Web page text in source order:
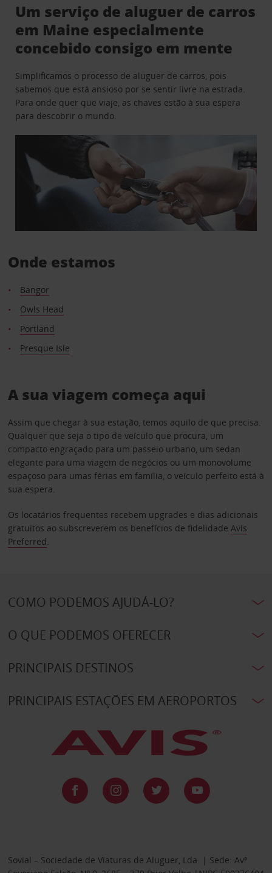
Um serviço de aluguer de carros
em Maine especialmente
concebido consigo em mente
Simplificamos o processo de aluguer de carros, pois
sabemos que está ansioso por se sentir livre na estrada.
Para onde quer que viaje, as chaves estão à sua espera
para descobrir o mundo.
Onde estamos
Bangor
Owls Head
Portland
Presque Isle
A sua viagem começa aqui
Assim que chegar à sua estação, temos aquilo de que precisa.
Qualquer que seja o tipo de veículo que procura, um
compacto engraçado para um passeio urbano, um sedan
elegante para uma viagem de negócios ou um monovolume
espaçoso para umas férias em família, o veículo perfeito está à
sua espera.
Os locatários frequentes recebem upgrades e dias adicionais
gratuitos ao subscreverem os benefícios de fidelidade Avis
Preferred.
COMO PODEMOS AJUDÁ-LO?
O QUE PODEMOS OFERECER
PRINCIPAIS DESTINOS
PRINCIPAIS ESTAÇÕES EM AEROPORTOS
Sovial – Sociedade de Viaturas de Aluguer, Lda. | Sede: Avª